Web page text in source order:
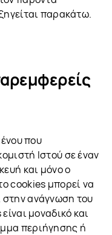
παρακάτω.
που
Ιστού σε έναν
και μόνο ο
cookies μπορεί να
ανάγνωση του
μοναδικό και
περιήγησης ή